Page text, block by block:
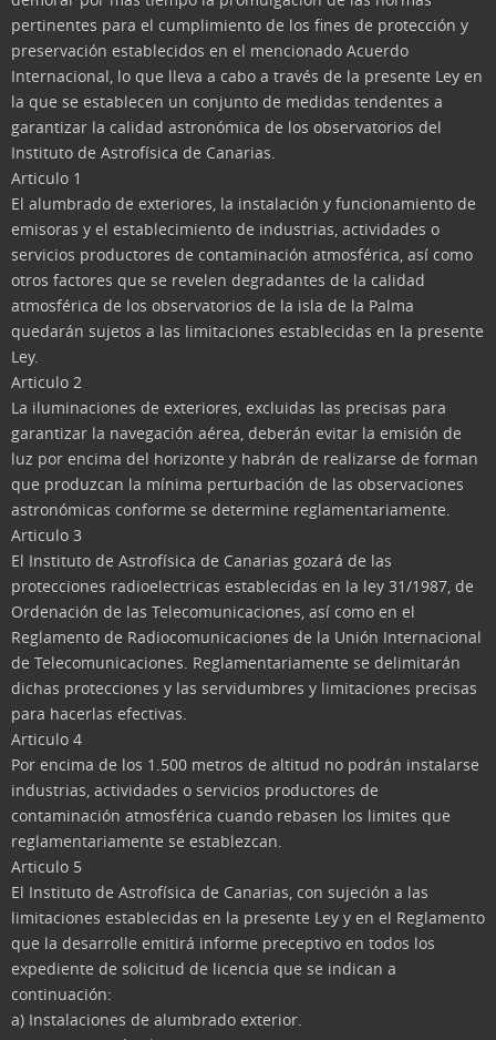
pertinentes para el cumplimiento de los fines de protección y
preservación establecidos en el mencionado Acuerdo
Internacional, lo que lleva a cabo a través de la presente Ley en
la que se establecen un conjunto de medidas tendentes a
garantizar la calidad astronómica de los observatorios del
Instituto de Astrofísica de Canarias.
Articulo 1
El alumbrado de exteriores, la instalación y funcionamiento de
emisoras y el establecimiento de industrias, actividades o
servicios productores de contaminación atmosférica, así como
otros factores que se revelen degradantes de la calidad
atmosférica de los observatorios de la isla de la Palma
quedarán sujetos a las limitaciones establecidas en la presente
Ley.
Articulo 2
La iluminaciones de exteriores, excluidas las precisas para
garantizar la navegación aérea, deberán evitar la emisión de
luz por encima del horizonte y habrán de realizarse de forman
que produzcan la mínima perturbación de las observaciones
astronómicas conforme se determine reglamentariamente.
Articulo 3
El Instituto de Astrofísica de Canarias gozará de las
protecciones radioelectricas establecidas en la ley 31/1987, de
Ordenación de las Telecomunicaciones, así como en el
Reglamento de Radiocomunicaciones de la Unión Internacional
de Telecomunicaciones. Reglamentariamente se delimitarán
dichas protecciones y las servidumbres y limitaciones precisas
para hacerlas efectivas.
Articulo 4
Por encima de los 1.500 metros de altitud no podrán instalarse
industrias, actividades o servicios productores de
contaminación atmosférica cuando rebasen los limites que
reglamentariamente se establezcan.
Articulo 5
El Instituto de Astrofísica de Canarias, con sujeción a las
limitaciones establecidas en la presente Ley y en el Reglamento
que la desarrolle emitirá informe preceptivo en todos los
expediente de solicitud de licencia que se indican a
continuación:
a) Instalaciones de alumbrado exterior.